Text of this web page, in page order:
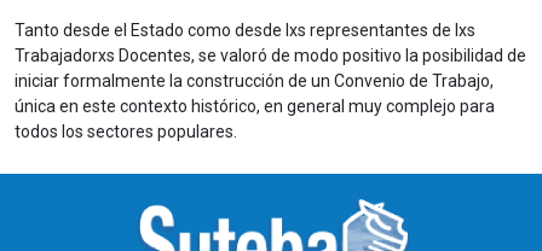
Tanto desde el Estado como desde lxs representantes de lxs
Trabajadorxs Docentes, se valoró de modo positivo la posibilidad de
iniciar formalmente la construcción de un Convenio de Trabajo,
única en este contexto histórico, en general muy complejo para
todos los sectores populares.